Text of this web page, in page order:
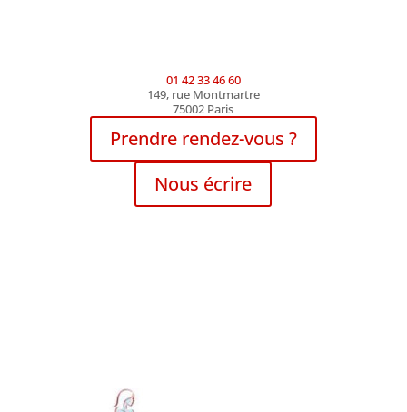
01 42 33 46 60
149, rue Montmartre
75002 Paris
Prendre rendez-vous ?
Nous écrire